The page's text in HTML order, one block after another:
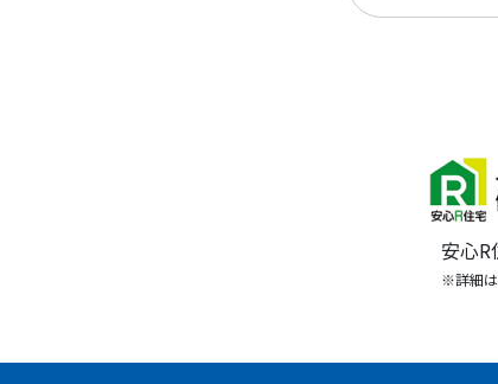
安心
※詳細は